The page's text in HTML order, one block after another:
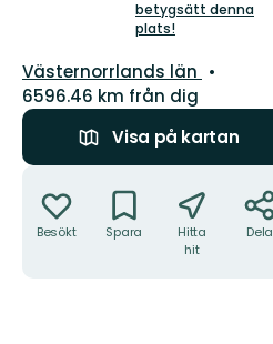
5
betygsätt denna
plats!
Län:
Västernorrlands län
6596.46 km från dig
Visa på kartan
Besökt Spara
Hitta
hit
Dela